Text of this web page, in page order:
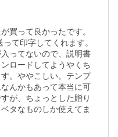
買って良かったです。
て印字してくれます。
ってないので、説明書
ロードしてようやくち
。ややこしい。テンプ
んかもあって本当に可
が、ちょっとした贈り
タなものしか使えてま